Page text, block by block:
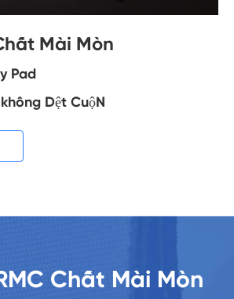
Mài Mòn
Pad
Dệt CuộN
Chất Mài Mòn